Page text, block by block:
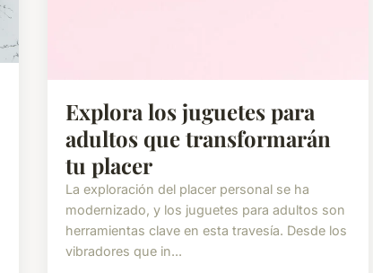
Explora los juguetes para
adultos que transformarán
tu placer
La exploración del placer personal se ha
modernizado, y los juguetes para adultos son
herramientas clave en esta travesía. Desde los
vibradores que in...